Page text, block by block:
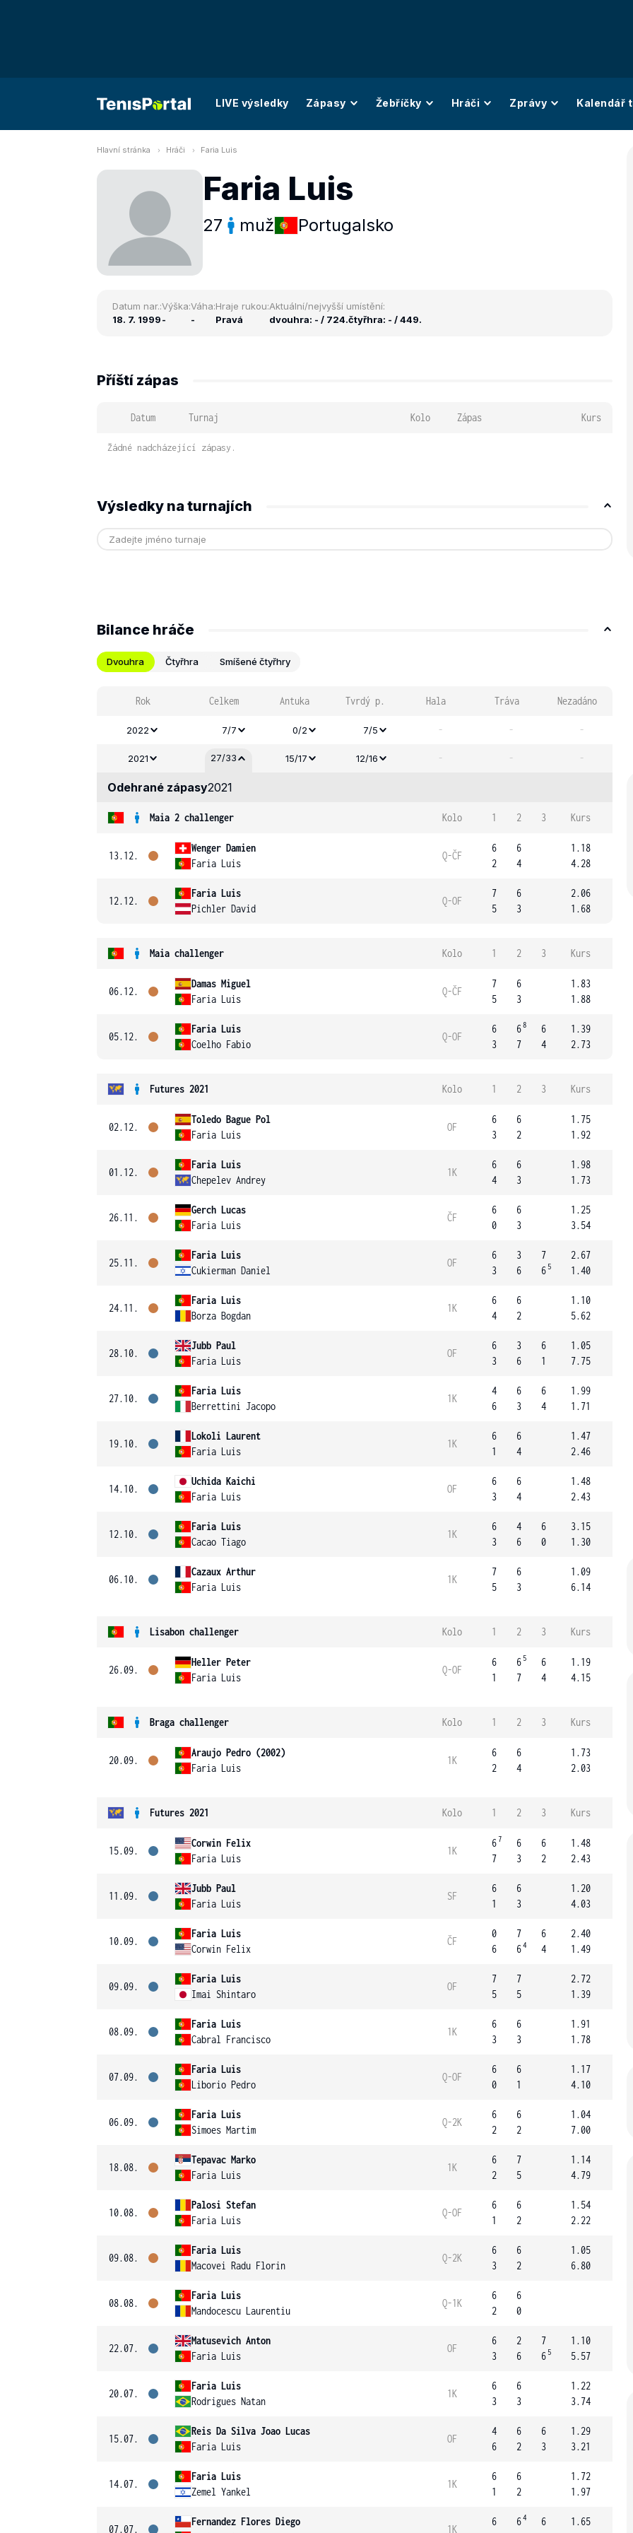
LIVE výsledky Zápasy Žebříčky Hráči Zprávy Kalendář
Hlavní stránka Hráči Faria Luis
Faria Luis
27 muž Portugalsko
Datum nar.:
18. 7. 1999
Výška:
-
Váha:
-
Hraje rukou:
Pravá
Aktuální/nejvyšší umístění:
dvouhra: - / 724.čtyřhra: - / 449.
Příští zápas
Datum Turnaj Kolo Zápas Kurs
Žádné nadcházející zápasy.
Výsledky na turnajích
Bilance hráče
Dvouhra Čtyřhra Smíšené čtyřhry
Rok Celkem Antuka Tvrdý p. Hala Tráva Nezadáno
2022 7/7 0/2 7/5 - - -
2021 27/33 15/17 12/16 - - -
Odehrané zápasy2021
Maia 2 challenger Kolo 1 2 3 Kurs
13.12.
Wenger Damien
Faria Luis
Q-ČF
6
2
6
4
1.18
4.28
12.12.
Faria Luis
Pichler David
Q-OF
7
5
6
3
2.06
1.68
Maia challenger Kolo 1 2 3 Kurs
06.12.
Damas Miguel
Faria Luis
Q-ČF
7
5
6
3
1.83
1.88
05.12.
Faria Luis
Coelho Fabio
Q-OF
6
3
68
7
6
4
1.39
2.73
Futures 2021 Kolo 1 2 3 Kurs
02.12.
Toledo Bague Pol
Faria Luis
OF
6
3
6
2
1.75
1.92
01.12.
Faria Luis
Chepelev Andrey
1K
6
4
6
3
1.98
1.73
26.11.
Gerch Lucas
Faria Luis
ČF
6
0
6
3
1.25
3.54
25.11.
Faria Luis
Cukierman Daniel
OF
6
3
3
6
7
6 5
2.67
1.40
24.11.
Faria Luis
Borza Bogdan
1K
6
4
6
2
1.10
5.62
28.10.
Jubb Paul
Faria Luis
OF
6
3
3
6
6
1
1.05
7.75
27.10.
Faria Luis
Berrettini Jacopo
1K
4
6
6
3
6
4
1.99
1.71
19.10.
Lokoli Laurent
Faria Luis
1K
6
1
6
4
1.47
2.46
14.10.
Uchida Kaichi
Faria Luis
OF
6
3
6
4
1.48
2.43
12.10.
Faria Luis
Cacao Tiago
1K
6
3
4
6
6
0
3.15
1.30
06.10.
Cazaux Arthur
Faria Luis
1K
7
5
6
3
1.09
6.14
Lisabon challenger Kolo 1 2 3 Kurs
26.09.
Heller Peter
Faria Luis
Q-OF
6
1
6 5
7
6
4
1.19
4.15
Braga challenger Kolo 1 2 3 Kurs
20.09.
Araujo Pedro (2002)
Faria Luis
1K
6
2
6
4
1.73
2.03
Futures 2021 Kolo 1 2 3 Kurs
15.09.
Corwin Felix
Faria Luis
1K
67
7
6
3
6
2
1.48
2.43
11.09.
Jubb Paul
Faria Luis
SF
6
1
6
3
1.20
4.03
10.09.
Faria Luis
Corwin Felix
ČF
0
6
7
64
6
4
2.40
1.49
09.09.
Faria Luis
Imai Shintaro
OF
7
5
7
5
2.72
1.39
08.09.
Faria Luis
Cabral Francisco
1K
6
3
6
3
1.91
1.78
07.09.
Faria Luis
Liborio Pedro
Q-OF
6
0
6
1
1.17
4.10
06.09.
Faria Luis
Simoes Martim
Q-2K
6
2
6
2
1.04
7.00
18.08.
Tepavac Marko
Faria Luis
1K
6
2
7
5
1.14
4.79
10.08.
Palosi Stefan
Faria Luis
Q-OF
6
1
6
2
1.54
2.22
09.08.
Faria Luis
Macovei Radu Florin
Q-2K
6
3
6
2
1.05
6.80
08.08.
Faria Luis
Mandocescu Laurentiu
Q-1K
6
2
6
0
22.07.
Matusevich Anton
Faria Luis
OF
6
3
2
6
7
6 5
1.10
5.57
20.07.
Faria Luis
Rodrigues Natan
1K
6
3
6
3
1.22
3.74
15.07.
Reis Da Silva Joao Lucas
Faria Luis
OF
4
6
6
2
6
3
1.29
3.21
14.07.
Faria Luis
Zemel Yankel
1K
6
1
6
2
1.72
1.97
07.07.
Fernandez Flores Diego
1K
6
64
6
1.65